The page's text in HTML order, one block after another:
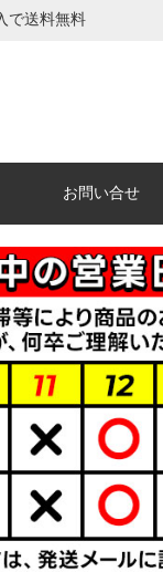
で送料無料
お問い合せ